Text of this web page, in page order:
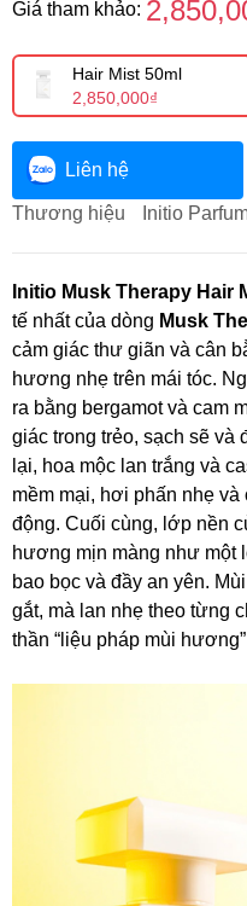
Giá tham khảo:
Hair Mist 50ml
2,850,000₫
Liên hệ
Thương hiệu Initio
Initio Musk Therapy Hair
tế nhất của dòng Musk
cảm giác thư giãn và cân
hương nhẹ trên mái tóc.
ra bằng bergamot và cam
giác trong trẻo, sạch sẽ
lại, hoa mộc lan trắng và
mềm mại, hơi phấn nhẹ
động. Cuối cùng, lớp nền
hương mịn màng như một
bao bọc và đầy an yên.
gắt, mà lan nhẹ theo từng
thần “liệu pháp mùi